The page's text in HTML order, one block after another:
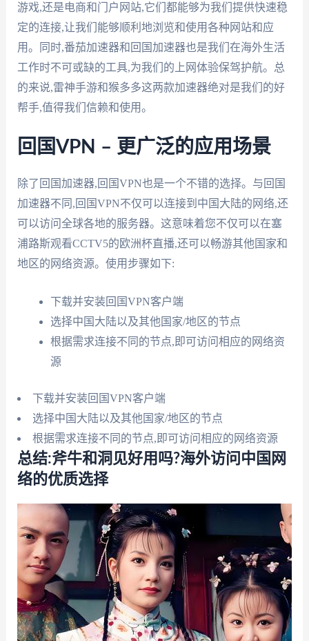
游戏,还是电商和门户网站,它们都能够为我们提供快速稳
定的连接,让我们能够顺利地浏览和使用各种网站和应
用。同时,番茄加速器和回国加速器也是我们在海外生活
工作时不可或缺的工具,为我们的上网体验保驾护航。总
的来说,雷神手游和猴多多这两款加速器绝对是我们的好
帮手,值得我们信赖和使用。
回国VPN – 更广泛的应用场景
除了回国加速器,回国VPN也是一个不错的选择。与回国
加速器不同,回国VPN不仅可以连接到中国大陆的网络,还
可以访问全球各地的服务器。这意味着您不仅可以在塞
浦路斯观看CCTV5的欧洲杯直播,还可以畅游其他国家和
地区的网络资源。使用步骤如下:
下载并安装回国VPN客户端
选择中国大陆以及其他国家/地区的节点
根据需求连接不同的节点,即可访问相应的网络资
源
下载并安装回国VPN客户端
选择中国大陆以及其他国家/地区的节点
根据需求连接不同的节点,即可访问相应的网络资源
总结:斧牛和洞见好用吗?海外访问中国网
络的优质选择